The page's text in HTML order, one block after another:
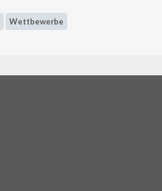
Wettbewerbe